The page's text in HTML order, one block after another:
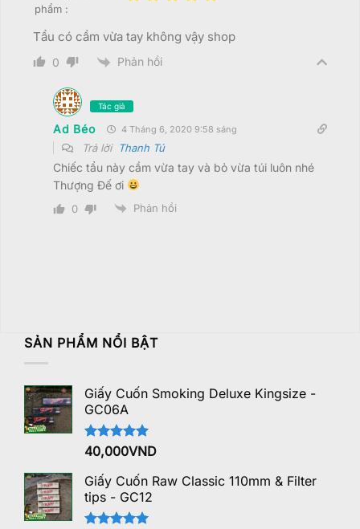
SẢN PHẨM NỔI BẬT
Giấy Cuốn Smoking Deluxe Kingsize -
GC06A
Được xếp
hạng
5 sao
40,000VND
Giấy Cuốn Raw Classic 110mm & Filter
tips - GC12
phẩm :
Tẩu có cầm vừa tay không vậy shop
0 Phản hồi
Tác giả
Ad Béo 4 Tháng 6, 2020 9:58 sáng
Trả lời Thanh Tú
Chiếc tẩu này cầm vừa tay và bỏ vừa túi luôn nhé
Thượng Đế ơi
0 Phản hồi